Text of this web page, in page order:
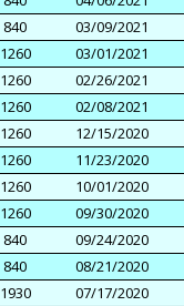
840
03/09/2021
1260
03/01/2021
1260
02/26/2021
1260
02/08/2021
1260
12/15/2020
1260
11/23/2020
1260
10/01/2020
1260
09/30/2020
840
09/24/2020
840
08/21/2020
1930
07/17/2020